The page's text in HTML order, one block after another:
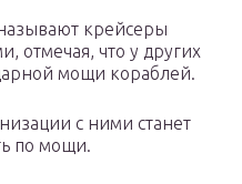
крейсеры
отмечая, что у других
мощи кораблей.
с ними станет
по мощи.